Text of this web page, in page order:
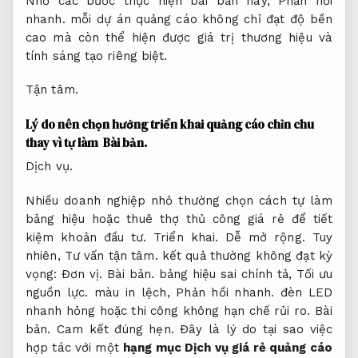
nhanh. mỗi dự án quảng cáo không chỉ đạt độ bền
cao mà còn thể hiện được giá trị thương hiệu và
tính sáng tạo riêng biệt.
Tận tâm.
Lý do nên chọn hướng triển khai quảng cáo chỉn chu
thay vì tự làm Bài bản.
Dịch vụ.
Nhiều doanh nghiệp nhỏ thường chọn cách tự làm
bảng hiệu hoặc thuê thợ thủ công giá rẻ để tiết
kiệm khoản đầu tư. Triển khai. Dễ mở rộng. Tuy
nhiên, Tư vấn tận tâm. kết quả thường không đạt kỳ
vọng:Đơn vị. Bài bản. bảng hiệu sai chính tả, Tối ưu
nguồn lực. màu in lệch, Phản hồi nhanh. đèn LED
nhanh hỏng hoặc thi công không hạn chế rủi ro. Bài
bản. Cam kết đúng hẹn. Đây là lý do tại sao việc
hợp tác với một hạng mục Dịch vụ giá rẻ quảng cáo